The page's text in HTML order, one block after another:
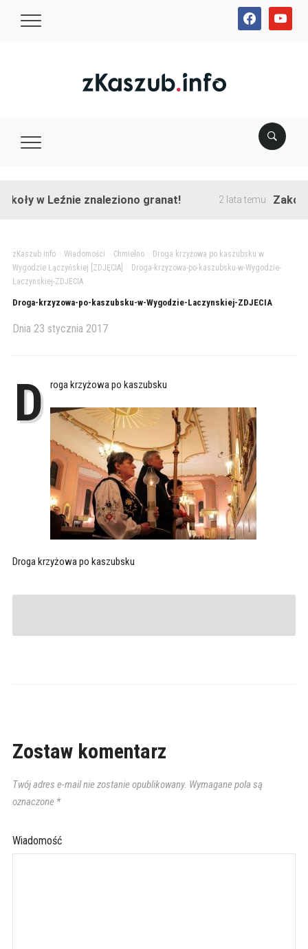
facebookyoutube
w Leźnie znaleziono granat! 2 lata temu
zKaszub.info> Wiadomości Chmielno>
Droga krzyżowa po kaszubsku w
Wygodzie Łączyńskiej [ZDJĘCIA]
Droga-krzyzowa-po-kaszubsku-w-Wygodzie-
Laczynskiej-ZDJECIA
Droga-krzyzowa-po-kaszubsku-w-Wygodzie-Laczynskiej-ZDJECIA
Dnia 23 stycznia 2017
D roga krzyżowa po kaszubsku
Droga krzyżowa po kaszubsku
Zostaw komentarz
Twój adres e-mail nie zostanie opublikowany. Wymagane pola są
oznaczone *
Wiadomość